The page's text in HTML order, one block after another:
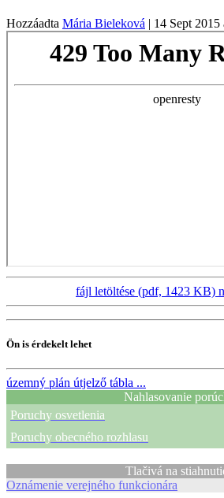
Hozzáadta Mária Bieleková | 14 Sept 2015
fájl letöltése (pdf, 1423 KB)
Ön is érdekelt lehet
územný plán útjelző tábla ...
Nahlasovanie
Poruchy osvetlenia
Poruchy obecného rozhlasu
Tlačivá na
Oznámenie verejného funkcionára